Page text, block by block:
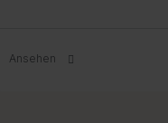
Ansehen